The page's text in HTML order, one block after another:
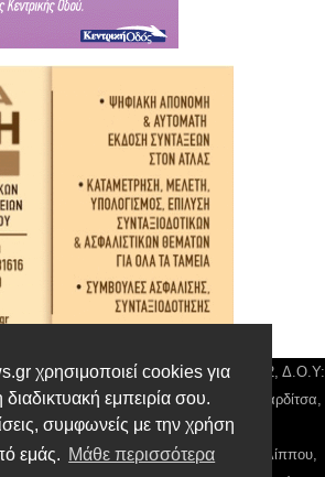
χρησιμοποιεί cookies για
διαδικτυακή εμπειρία σου.
συμφωνείς με την χρήση
εμάς. Μάθε περισσότερα
Τίτλος: Orion Media, ΑΦΜ: 043750542, Δ.Ο.Υ:
Δ/νση: Διάκου 10 τ.κ 43132 Καρδίτσα,
email:news@karditsanews.gr.
και Διαχειριστής: Παναγιώτης Φιλίππου,